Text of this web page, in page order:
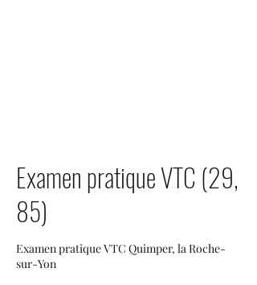
Examen pratique VTC (29,
85)
Examen pratique VTC Quimper, la Roche-
sur-Yon